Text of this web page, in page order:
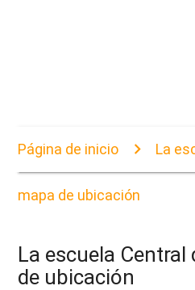
Página de inicio La
mapa de ubicación
La escuela Central
de ubicación